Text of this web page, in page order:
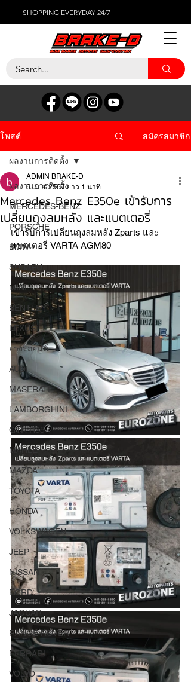
SHOPPING EVERYDAY 24/7
โพสต์ สมัครสมาชิก
ผลงานการติดตั้ง
MERCEDES-BENZ
PORSCHE
BMW
SUBARU
MINI
BENTLEY
LEXUS
ยางรถยนต์
AUDI
MASERATI
LAMBORGHINI
GTR R35
MAHLE
MAZDA
TOYOTA
HONDA
VOLKSWAGEN
JEEP
NISSAN
FORD
JAGUAR
RANGE ROVER
FERRARI
VOLVO
ผลงานการติดตั้ง
Mercedes Benz E350e เข้ารับการ
เปลี่ยนถุงลมหลัง และแบตเตอรี่
ADMIN BRAKE-D
6 เม.ย. 2567 ยาว 1 นาที
เข้ารับการเปลี่ยนถุงลมหลัง Zparts และ
แบตเตอรี่ VARTA AGM80